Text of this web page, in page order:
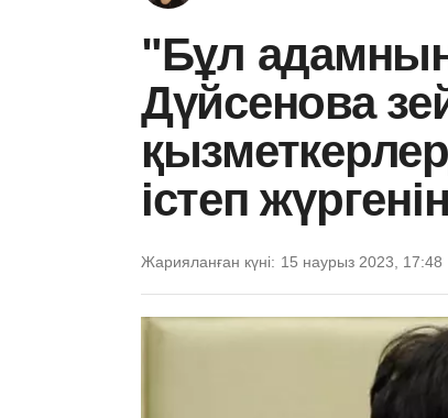
"Бұл
Дүйсенова
істеп
Жарияланған күні: 15 наурыз 2023, 17:48